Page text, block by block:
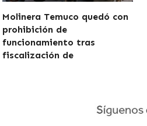
Molinera Temuco quedó con
prohibición de
funcionamiento tras
fiscalización de